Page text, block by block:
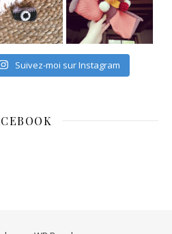
Suivez-moi sur Instagram